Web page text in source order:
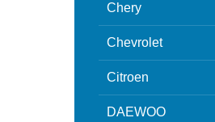
Chery
Chevrolet
Citroen
DAEWOO